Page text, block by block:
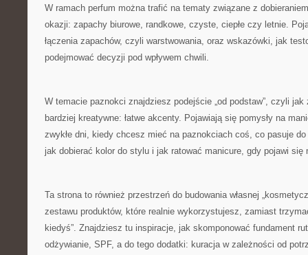
W ramach perfum można trafić na tematy związane z
okazji: zapachy biurowe, randkowe, czyste, ciepłe czy letnie.
łączenia zapachów, czyli warstwowania, oraz wskazówki, jak
podejmować decyzji pod wpływem chwili.
W temacie paznokci znajdziesz podejście „od podstaw”, czyli jak
bardziej kreatywne: łatwe akcenty. Pojawiają się pomysły na
zwykłe dni, kiedy chcesz mieć na paznokciach coś, co pasuje
jak dobierać kolor do stylu i jak ratować manicure, gdy pojawi się
Ta strona to również przestrzeń do budowania własnej
zestawu produktów, które realnie wykorzystujesz, zamiast
kiedyś”. Znajdziesz tu inspiracje, jak skomponować fundament
odżywianie, SPF, a do tego dodatki: kuracja w zależności od